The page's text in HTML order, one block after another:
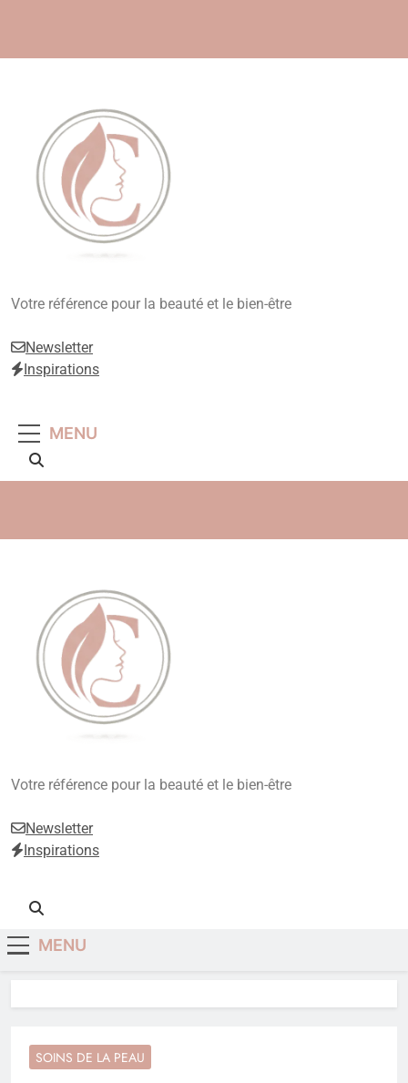
Beauté, Esthétique,
Anti-Âge
Votre référence pour la beauté et le bien-être
Newsletter
Inspirations
MENU
Beauté, Esthétique,
Anti-Âge
Votre référence pour la beauté et le bien-être
Newsletter
Inspirations
MENU
SOINS DE LA PEAU